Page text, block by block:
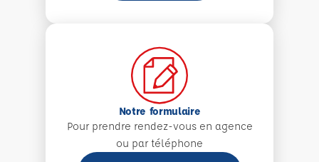
Notre formulaire
Pour prendre rendez-vous en agence
ou par téléphone